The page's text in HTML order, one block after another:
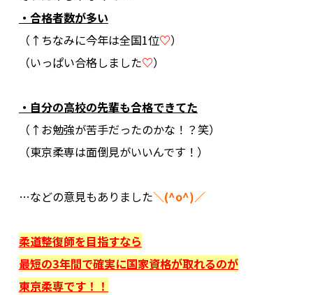
・合格者数が多い
（↑ちなみに今年は全国1位♡）
（いっぱい合格しました♡）
・自分の高校の先輩も合格できてた
（↑お勉強が苦手だったのかな！？笑）
（東京柔専は面倒見がいいんです！）
…などの意見もありました＼(^o^)／
柔道整復師を目指すなら
最短の3年間で確実に国家資格が取れるのが
東京柔専です！！